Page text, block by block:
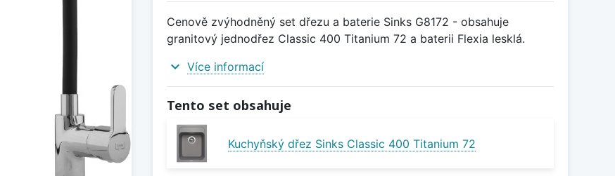
Cenově zvýhodněný set dřezu a baterie Sinks G8172 - obsahuje
granitový jednodřez Classic 400 Titanium 72 a baterii Flexia lesklá.
expand_more Více informací
Tento set obsahuje
Kuchyňský dřez Sinks Classic 400 Titanium 72